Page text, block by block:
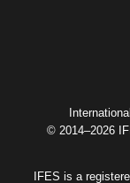
© 2014–2026
IFES is a